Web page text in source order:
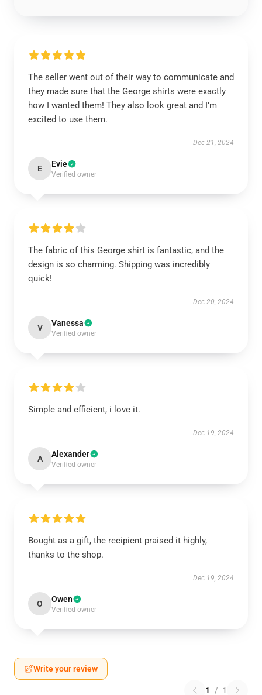
The seller went out of their way to communicate and
they made sure that the George shirts were exactly
how I wanted them! They also look great and I’m
excited to use them.
Dec 21, 2024
E Evie
Verified owner
The fabric of this George shirt is fantastic, and the
design is so charming. Shipping was incredibly
quick!
Dec 20, 2024
V Vanessa
Verified owner
Simple and efficient, i love it.
Dec 19, 2024
A Alexander
Verified owner
Bought as a gift, the recipient praised it highly,
thanks to the shop.
Dec 19, 2024
O Owen
Verified owner
Write your review
1 / 1